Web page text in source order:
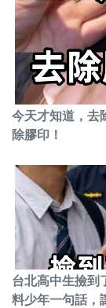
今天才知道，去
除膠印！
台北高中生撿到
料少年一句話，